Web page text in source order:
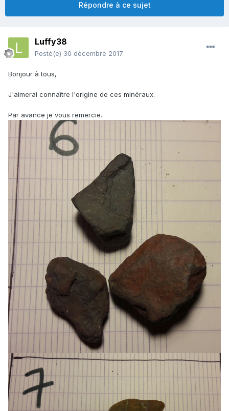
Répondre à ce sujet
Luffy38
Posté(e) 30 décembre 2017
Bonjour à tous,
J'aimerai connaître l'origine de ces minéraux.
Par avance je vous remercie.